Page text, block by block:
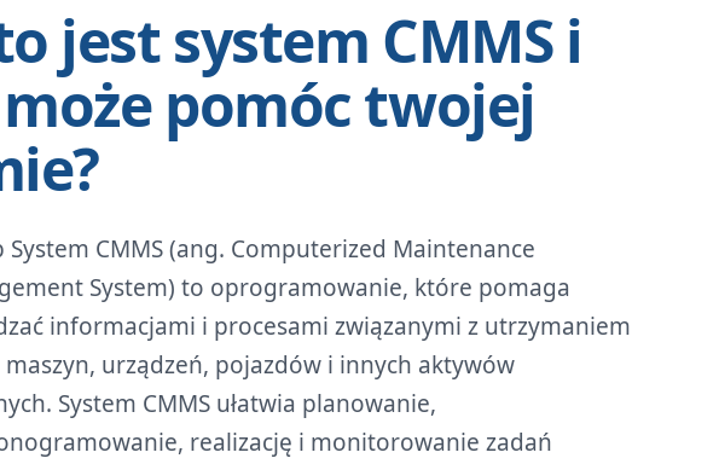
jest system CMMS i
pomóc twojej
System CMMS (ang. Computerized Maintenance
System) to oprogramowanie, które pomaga
informacjami i procesami związanymi z utrzymaniem
urządzeń, pojazdów i innych aktywów
System CMMS ułatwia planowanie,
realizację i monitorowanie zadań